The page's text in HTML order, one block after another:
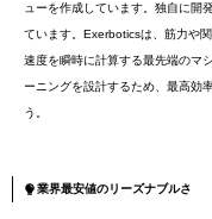
ューを作成しています。独自に開
ています。Exerboticsは、筋力や
速度を瞬時に計算する最先端のマ
ーニングを設計するため、最高効
う。
業界最安値のリーズナブルさ